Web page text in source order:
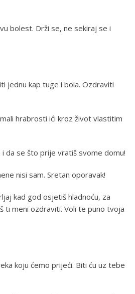
bolest. Drži se, ne sekiraj se i
jednu kap tuge i bola. Ozdraviti
hrabrosti ići kroz život vlastitim
da se što prije vratiš svome domu!
nisi sam. Sretan oporavak!
kad god osjetiš hladnoću, za
ti meni ozdraviti. Voli te puno tvoja
koju ćemo prijeći. Biti ću uz tebe